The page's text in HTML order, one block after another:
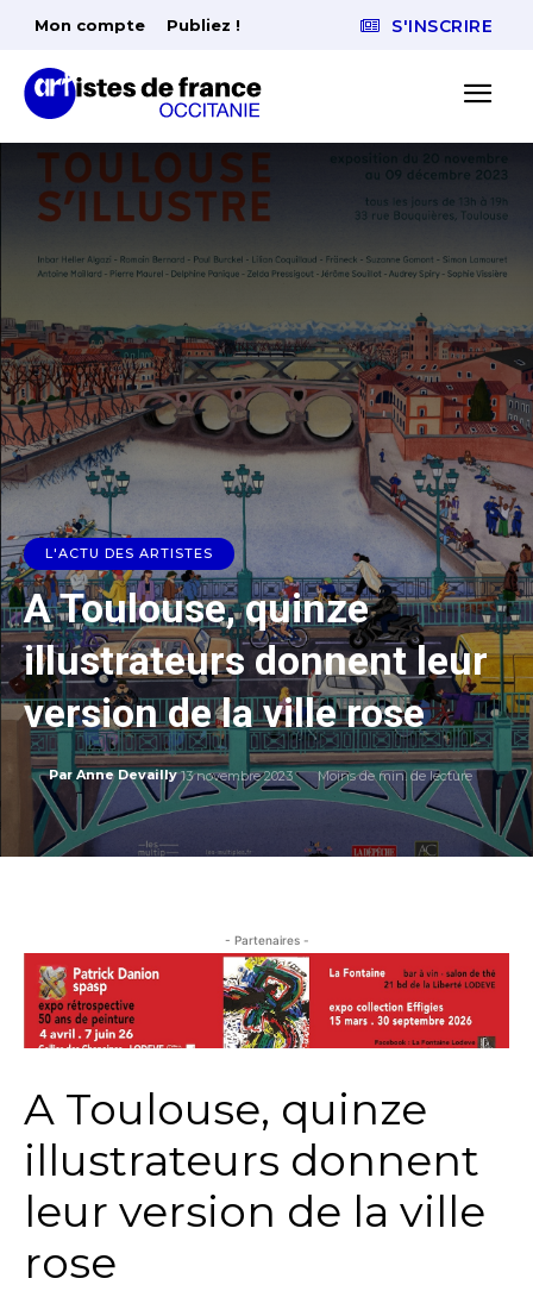
Mon compte Publiez ! S'INSCRIRE
L'ACTU DES ARTISTES
A Toulouse, quinze
illustrateurs donnent leur
version de la ville rose
Par Anne Devailly 13 novembre 2023 Moins de min. de lecture
- Partenaires -
A Toulouse, quinze
illustrateurs donnent
leur version de la ville
rose